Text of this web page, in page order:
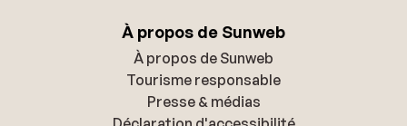
À propos de Sunweb
À propos de Sunweb
Tourisme responsable
Presse & médias